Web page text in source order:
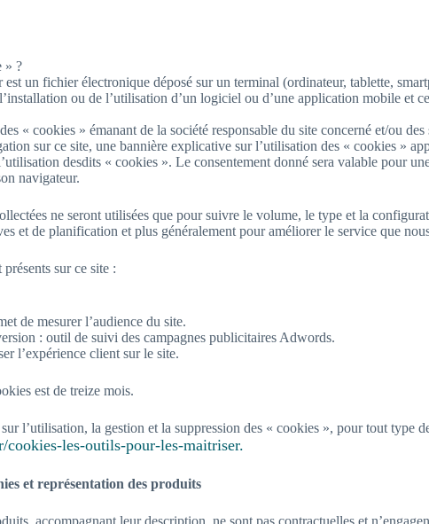
» ?
un fichier électronique déposé sur un terminal (ordinateur, tablette,
ou de l’utilisation d’un logiciel ou d’une application mobile et
« cookies » émanant de la société responsable du site concerné et/ou
sur ce site, une bannière explicative sur l’utilisation des « cookies »
desdits « cookies ». Le consentement donné sera valable pour
navigateur.
ne seront utilisées que pour suivre le volume, le type et la
et de planification et plus généralement pour améliorer le service que
sur ce site :
de mesurer l’audience du site.
: outil de suivi des campagnes publicitaires Adwords.
l’expérience client sur le site.
est de treize mois.
l’utilisation, la gestion et la suppression des « cookies », pour tout type
les-outils-pour-les-maitriser.
et représentation des produits
accompagnant leur description, ne sont pas contractuelles et